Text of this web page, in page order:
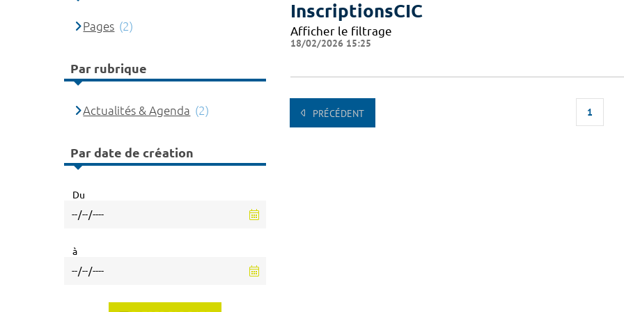
InscriptionsCIC
Afficher le filtrage
18/02/2026 15:25
PRÉCÉDENT 1
Pages (2)
Par rubrique
Actualités & Agenda (2)
Par date de création
Du
à